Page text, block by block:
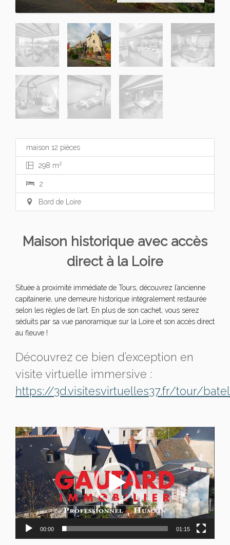
maison 12 pièces
298 m2
2
Bord de Loire
Maison historique avec accès
direct à la Loire
Située à proximité immédiate de Tours, découvrez l’ancienne
capitainerie, une demeure historique intégralement restaurée
selon les règles de l’art. En plus de son cachet, vous serez
séduits par sa vue panoramique sur la Loire et son accès direct
au fleuve !
Découvrez ce bien d’exception en
visite virtuelle immersive :
https://3d.visitesvirtuelles37.fr/tour/
Lecteur
vidéo
00:00 01:15